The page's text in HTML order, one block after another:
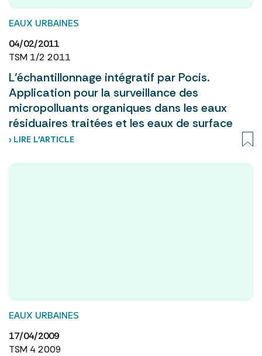
EAUX URBAINES
04/02/2011
TSM 1/2 2011
L’échantillonnage intégratif par Pocis.
Application pour la surveillance des
micropolluants organiques dans les eaux
résiduaires traitées et les eaux de surface
› LIRE L’ARTICLE
EAUX URBAINES
17/04/2009
TSM 4 2009